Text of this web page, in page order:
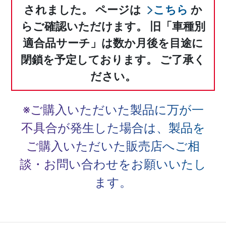
されました。 ページは こちら か
らご確認いただけます。
旧「車種別
適合品サーチ」は数か月後を目途に
閉鎖を予定しております。
ご了承く
ださい。
※ご購入いただいた製品に万が一
不具合が発生した場合は、 製品を
ご購入いただいた販売店へご相
談・お問い合わせをお願いいたし
ます。